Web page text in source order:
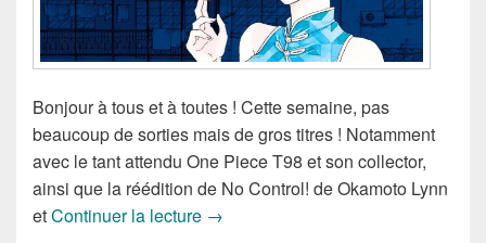
Bonjour à tous et à toutes ! Cette semaine, pas
beaucoup de sorties mais de gros titres ! Notamment
avec le tant attendu One Piece T98 et son collector,
ainsi que la réédition de No Control! de Okamoto Lynn
etContinuer la lecture Nouveautés Mangas de la semaine
→